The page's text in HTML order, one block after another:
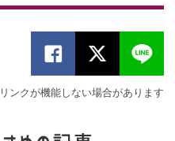
ンクが機能しない場合があります